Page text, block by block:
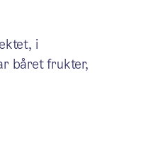
i
båret frukter,